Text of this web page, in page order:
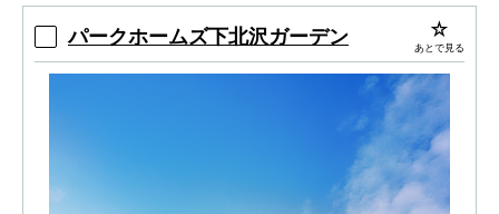
パークホームズ下北沢ガーデン あとで見る